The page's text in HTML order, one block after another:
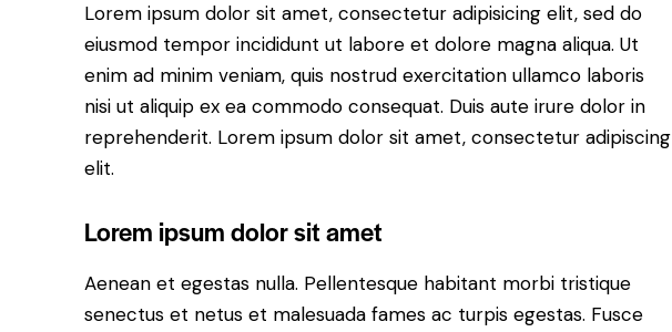
Lorem ipsum dolor sit amet, consectetur adipisicing elit, sed do
eiusmod tempor incididunt ut labore et dolore magna aliqua. Ut
enim ad minim veniam, quis nostrud exercitation ullamco laboris
nisi ut aliquip ex ea commodo consequat. Duis aute irure dolor in
reprehenderit. Lorem ipsum dolor sit amet, consectetur adipiscing
elit.
Lorem ipsum dolor sit amet
Aenean et egestas nulla. Pellentesque habitant morbi tristique
senectus et netus et malesuada fames ac turpis egestas. Fusce